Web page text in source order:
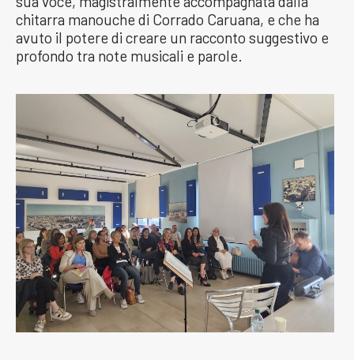
chitarra manouche di Corrado Caruana, e che ha
avuto il potere di creare un racconto suggestivo e
profondo tra note musicali e parole.